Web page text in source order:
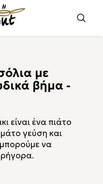
με
βήμα -
είναι ένα πιάτο
γεύση και
να